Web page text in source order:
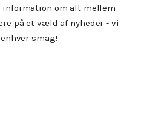
information om alt mellem
på et væld af nyheder - vi
smag!